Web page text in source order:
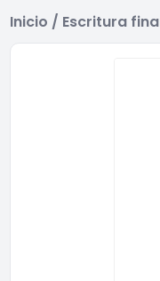
Inicio / Escritura fina